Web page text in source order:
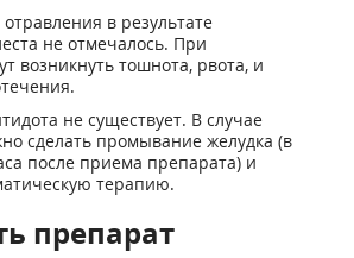
в результате
не отмечалось. При
возникнуть тошнота, рвота, и
не существует. В случае
сделать промывание желудка (в
после приема препарата) и
терапию.
препарат